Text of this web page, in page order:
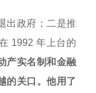
出政府；二是推
1992 年上台的
产实名制和金融
的关口。他用了